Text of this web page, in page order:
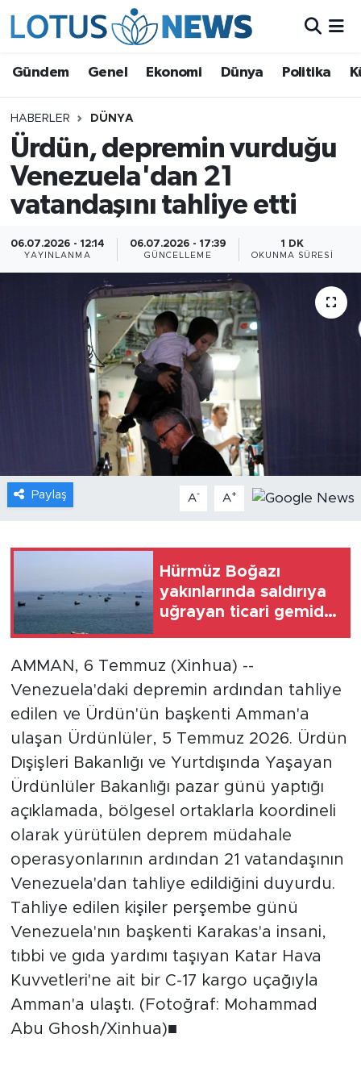
Gündem Genel Ekonomi Dünya Politika
HABERLER DÜNYA
Ürdün, depremin vurduğu
Venezuela'dan 21
vatandaşını tahliye etti
06.07.2026 - 12:14
YAYINLANMA
06.07.2026 - 17:39
GÜNCELLEME
1 DK
OKUNMA SÜRESI
Paylaş A- A+
Hürmüz Boğazı
yakınlarında saldırıya
uğrayan ticari gemide
AMMAN, 6 Temmuz (Xinhua) --
Venezuela'daki depremin ardından tahliye
edilen ve Ürdün'ün başkenti Amman'a
ulaşan Ürdünlüler, 5 Temmuz 2026. Ürdün
Dışişleri Bakanlığı ve Yurtdışında Yaşayan
Ürdünlüler Bakanlığı pazar günü yaptığı
açıklamada, bölgesel ortaklarla koordineli
olarak yürütülen deprem müdahale
operasyonlarının ardından 21 vatandaşının
Venezuela'dan tahliye edildiğini duyurdu.
Tahliye edilen kişiler perşembe günü
Venezuela'nın başkenti Karakas'a insani,
tıbbi ve gıda yardımı taşıyan Katar Hava
Kuvvetleri'ne ait bir C-17 kargo uçağıyla
Amman'a ulaştı. (Fotoğraf: Mohammad
Abu Ghosh/Xinhua)■
Ekonomi
Dünya
Politika
Bilim ve Teknoloji
Çin Fuarları
Gündem
Xinhua
Xinhua Türkiye
Seyahat